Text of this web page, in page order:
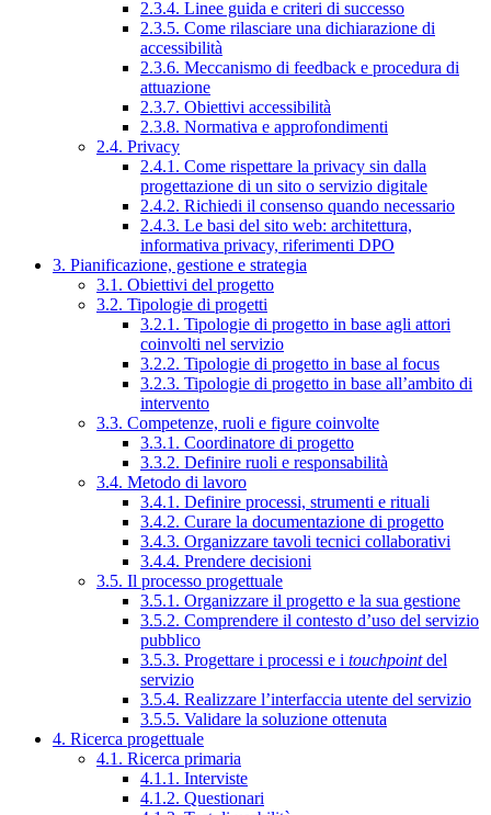
2.3.4. Linee guida e criteri di successo
2.3.5. Come rilasciare una dichiarazione di
accessibilità
2.3.6. Meccanismo di feedback e procedura di
attuazione
2.3.7. Obiettivi accessibilità
2.3.8. Normativa e approfondimenti
2.4. Privacy
2.4.1. Come rispettare la privacy sin dalla
progettazione di un sito o servizio digitale
2.4.2. Richiedi il consenso quando necessario
2.4.3. Le basi del sito web: architettura,
informativa privacy, riferimenti DPO
3. Pianificazione, gestione e strategia
3.1. Obiettivi del progetto
3.2. Tipologie di progetti
3.2.1. Tipologie di progetto in base agli attori
coinvolti nel servizio
3.2.2. Tipologie di progetto in base al focus
3.2.3. Tipologie di progetto in base all’ambito di
intervento
3.3. Competenze, ruoli e figure coinvolte
3.3.1. Coordinatore di progetto
3.3.2. Definire ruoli e responsabilità
3.4. Metodo di lavoro
3.4.1. Definire processi, strumenti e rituali
3.4.2. Curare la documentazione di progetto
3.4.3. Organizzare tavoli tecnici collaborativi
3.4.4. Prendere decisioni
3.5. Il processo progettuale
3.5.1. Organizzare il progetto e la sua gestione
3.5.2. Comprendere il contesto d’uso del servizio
pubblico
3.5.3. Progettare i processi e i touchpointdel
servizio
3.5.4. Realizzare l’interfaccia utente del servizio
3.5.5. Validare la soluzione ottenuta
4. Ricerca progettuale
4.1. Ricerca primaria
4.1.1. Interviste
4.1.2. Questionari